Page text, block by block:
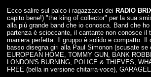
Ecco salire sul palco i ragazzacci dei RADIO
capito bene!) "the king of collector" per la sua
alla più grande band che io conosca. Band che
partenza è scioccante, il cantante non conosce il
maniera perfetta. Il gruppo è solido e compatto. Il
basso disegna giri alla Paul Simonon (scusate
EUROPEAN HOME, TOMMY GUN, BANK
LONDON'S BURNING, POLICE & THIEVES,
FREE (bella in versione chitarra-voce),